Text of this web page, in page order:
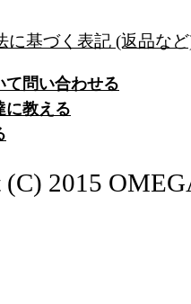
に基づく表記 (返品な
て問い合わせる
に教える
2015